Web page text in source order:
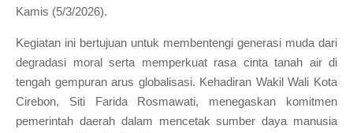
Kamis (5/3/2026).
Kegiatan ini bertujuan untuk membentengi generasi muda dari
degradasi moral serta memperkuat rasa cinta tanah air di
tengah gempuran arus globalisasi. Kehadiran Wakil Wali Kota
Cirebon, Siti Farida Rosmawati, menegaskan komitmen
pemerintah daerah dalam mencetak sumber daya manusia